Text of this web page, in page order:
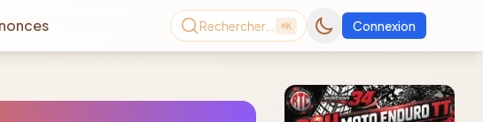
Rechercher… ⌘K Connexion